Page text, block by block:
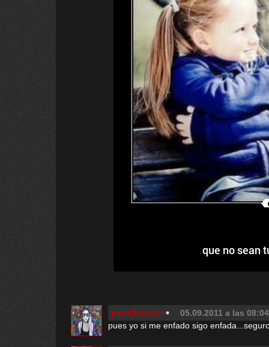
que no sean
penkibruster
05.09.2011 a las 08:04
pues yo si me enfado sigo